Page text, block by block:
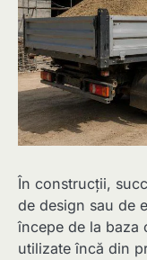
În construcții,
de design sau de
începe de la baza
utilizate încă din